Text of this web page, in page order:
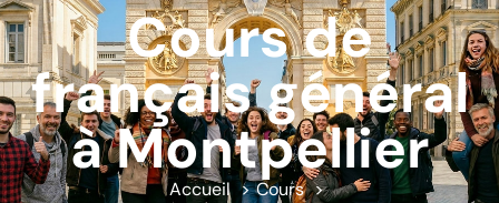
Cours de
français général
à Montpellier
Accueil
Cours